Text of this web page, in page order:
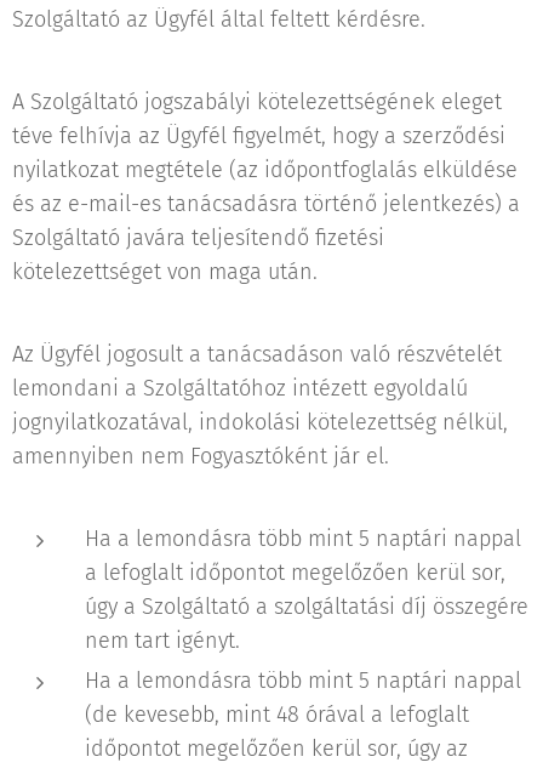
Szolgáltató az Ügyfél által feltett kérdésre.
A Szolgáltató jogszabályi kötelezettségének eleget
téve felhívja az Ügyfél figyelmét, hogy a szerződési
nyilatkozat megtétele (az időpontfoglalás elküldése
és az e-mail-es tanácsadásra történő jelentkezés) a
Szolgáltató javára teljesítendő fizetési
kötelezettséget von maga után.
Az Ügyfél jogosult a tanácsadáson való részvételét
lemondani a Szolgáltatóhoz intézett egyoldalú
jognyilatkozatával, indokolási kötelezettség nélkül,
amennyiben nem Fogyasztóként jár el.
Ha a lemondásra több mint 5 naptári nappal
a lefoglalt időpontot megelőzően kerül sor,
úgy a Szolgáltató a szolgáltatási díj összegére
nem tart igényt.
Ha a lemondásra több mint 5 naptári nappal
(de kevesebb, mint 48 órával a lefoglalt
időpontot megelőzően kerül sor, úgy az